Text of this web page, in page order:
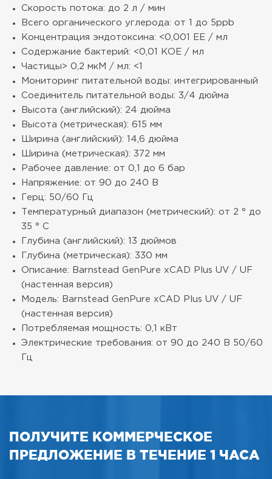
Скорость потока: до 2 л / мин
Всего органического углерода: от 1 до 5ppb
Концентрация эндотоксина: <0,001 ЕЕ / мл
Содержание бактерий: <0,01 КОЕ / мл
Частицы> 0,2 мкМ / мл: <1
Мониторинг питательной воды: интегрированный
Соединитель питательной воды: 3/4 дюйма
Высота (английский): 24 дюйма
Высота (метрическая): 615 мм
Ширина (английский): 14,6 дюйма
Ширина (метрическая): 372 мм
Рабочее давление: от 0,1 до 6 бар
Напряжение: от 90 до 240 В
Герц: 50/60 Гц
Температурный диапазон (метрический): от 2 ° до
35 ° C
Глубина (английский): 13 дюймов
Глубина (метрическая): 330 мм
Описание: Barnstead GenPure xCAD Plus UV / UF
(настенная версия)
Модель: Barnstead GenPure xCAD Plus UV / UF
(настенная версия)
Потребляемая мощность: 0,1 кВт
Электрические требования: от 90 до 240 В 50/60
Гц
ПОЛУЧИТЕ КОММЕРЧЕСКОЕ
ПРЕДЛОЖЕНИЕ В ТЕЧЕНИЕ 1 ЧАСА